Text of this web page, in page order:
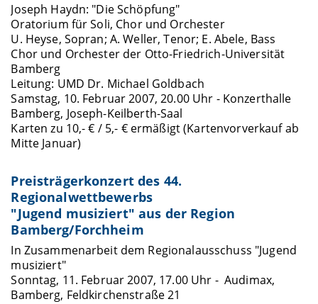
Joseph Haydn: "Die Schöpfung"
Oratorium für Soli, Chor und Orchester
U. Heyse, Sopran; A. Weller, Tenor; E. Abele, Bass
Chor und Orchester der Otto-Friedrich-Universität
Bamberg
Leitung: UMD Dr. Michael Goldbach
Samstag, 10. Februar 2007, 20.00 Uhr - Konzerthalle
Bamberg, Joseph-Keilberth-Saal
Karten zu 10,- € / 5,- € ermäßigt (Kartenvorverkauf ab
Mitte Januar)
Preisträgerkonzert des 44.
Regionalwettbewerbs
"Jugend musiziert" aus der Region
Bamberg/Forchheim
In Zusammenarbeit dem Regionalausschuss "Jugend
musiziert"
Sonntag, 11. Februar 2007, 17.00 Uhr - Audimax,
Bamberg, Feldkirchenstraße 21